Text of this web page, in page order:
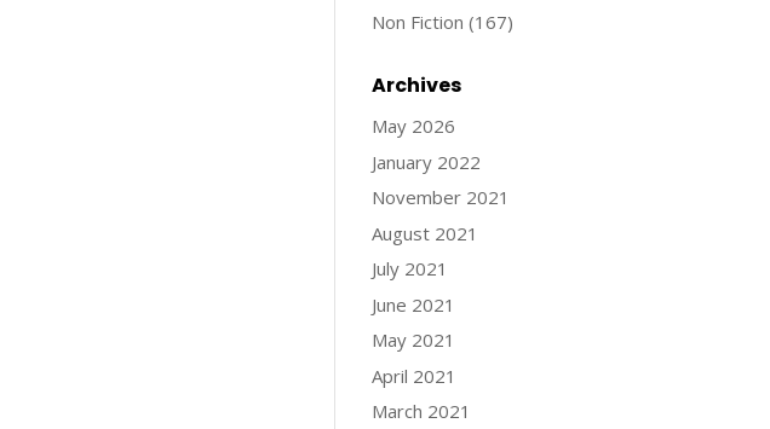
Non Fiction (167)
Archives
May 2026
January 2022
November 2021
August 2021
July 2021
June 2021
May 2021
April 2021
March 2021